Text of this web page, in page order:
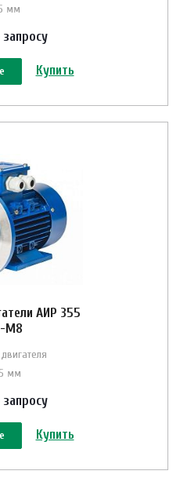
мм
запросу
Купить
АИР 355
M8
мм
запросу
Купить